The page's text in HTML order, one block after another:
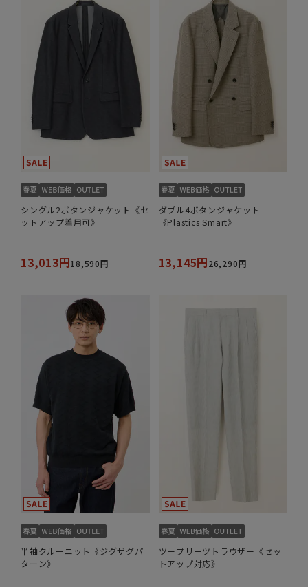
シングル2ボタンジャケット《セ
ットアップ着用可》
13,013円18,590円
ダブル4ボタンジャケット
《Plastics Smart》
13,145円26,290円
半袖クルーニット《ジグザグパ
ターン》
ツープリーツトラウザー《セッ
トアップ対応》